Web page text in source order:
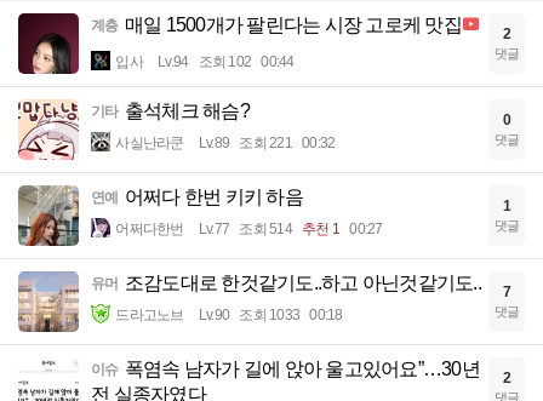
계층 매일 1500개가 팔린다는 시장 고로케 맛집
입사 Lv.94 조회 102 00:44
2
댓글
기타 출석체크 해슴?
사실난라쿤 Lv.89 조회 221 00:32
0
댓글
연예 어쩌다 한번 키키 하음
어쩌다한번 Lv.77 조회 514 추천 1 00:27
1
댓글
유머 조감도대로 한것같기도..하고 아닌것같기도..
드라고노브 Lv.90 조회 1033 00:18
7
댓글
이슈 폭염속 남자가 길에 앉아 울고있어요”…30년
전 실종자였다
2
댓글